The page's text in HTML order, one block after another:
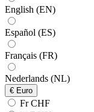
English (EN)
Español (ES)
Français (FR)
Nederlands (NL)
€ Euro
Fr CHF